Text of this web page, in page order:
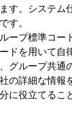
す。システム
す。
ープ標準コー
ドを用いて自
グループ共通
の詳細な情報
に役立てるこ